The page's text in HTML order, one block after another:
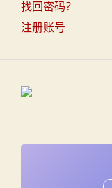
找回密码？
注册账号